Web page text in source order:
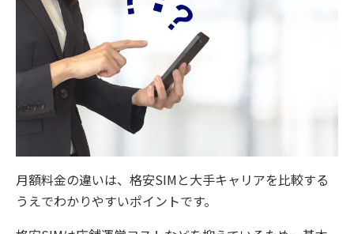
月額料金の違いは、格安SIMと大手キャリアを比較する
うえでわかりやすいポイントです。